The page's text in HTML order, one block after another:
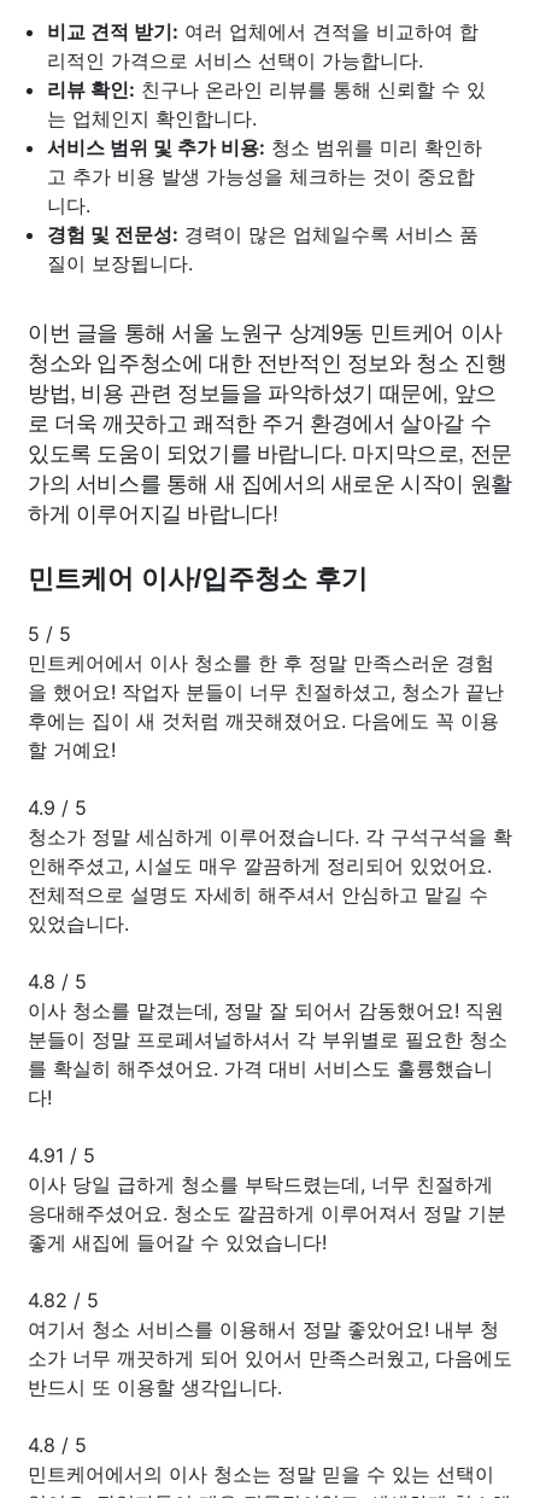
비교 견적 받기: 여러 업체에서 견적을 비교하여 합
리적인 가격으로 서비스 선택이 가능합니다.
리뷰 확인: 친구나 온라인 리뷰를 통해 신뢰할 수 있
는 업체인지 확인합니다.
서비스 범위 및 추가 비용: 청소 범위를 미리 확인하
고 추가 비용 발생 가능성을 체크하는 것이 중요합
니다.
경험 및 전문성: 경력이 많은 업체일수록 서비스 품
질이 보장됩니다.
이번 글을 통해 서울 노원구 상계9동 민트케어 이사
청소와 입주청소에 대한 전반적인 정보와 청소 진행
방법, 비용 관련 정보들을 파악하셨기 때문에, 앞으
로 더욱 깨끗하고 쾌적한 주거 환경에서 살아갈 수
있도록 도움이 되었기를 바랍니다. 마지막으로, 전문
가의 서비스를 통해 새 집에서의 새로운 시작이 원활
하게 이루어지길 바랍니다!
민트케어 이사/입주청소 후기
5 / 5
민트케어에서 이사 청소를 한 후 정말 만족스러운 경험
을 했어요! 작업자 분들이 너무 친절하셨고, 청소가 끝난
후에는 집이 새 것처럼 깨끗해졌어요. 다음에도 꼭 이용
할 거예요!
4.9 / 5
청소가 정말 세심하게 이루어졌습니다. 각 구석구석을 확
인해주셨고, 시설도 매우 깔끔하게 정리되어 있었어요.
전체적으로 설명도 자세히 해주셔서 안심하고 맡길 수
있었습니다.
4.8 / 5
이사 청소를 맡겼는데, 정말 잘 되어서 감동했어요! 직원
분들이 정말 프로페셔널하셔서 각 부위별로 필요한 청소
를 확실히 해주셨어요. 가격 대비 서비스도 훌륭했습니
다!
4.91 / 5
이사 당일 급하게 청소를 부탁드렸는데, 너무 친절하게
응대해주셨어요. 청소도 깔끔하게 이루어져서 정말 기분
좋게 새집에 들어갈 수 있었습니다!
4.82 / 5
여기서 청소 서비스를 이용해서 정말 좋았어요! 내부 청
소가 너무 깨끗하게 되어 있어서 만족스러웠고, 다음에도
반드시 또 이용할 생각입니다.
4.8 / 5
민트케어에서의 이사 청소는 정말 믿을 수 있는 선택이